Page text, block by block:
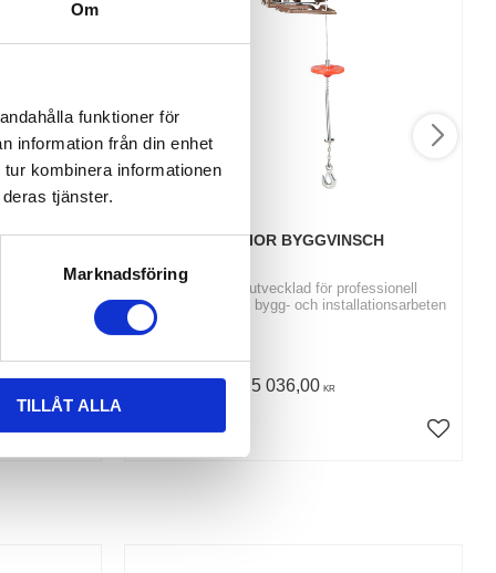
Om
funktioner för
information från din enhet
kombinera informationen
tjänster.
Marknadsföring
TILLÅT ALLA
4500
WARRIOR BYGGVINSCH
Byggvinsch utvecklad för professionell
användning inom bygg- och installationsarbeten
5 036,00 KR
INFO